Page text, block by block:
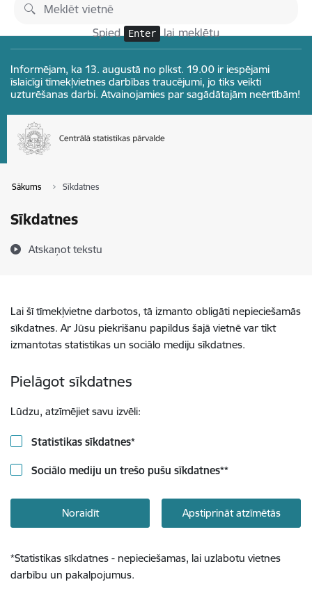
Pāriet uz lapas saturu
Spied Enter lai meklētu
Informējam, ka 13. augustā no plkst. 19.00 ir iespējami
īslaicīgi tīmekļvietnes darbības traucējumi, jo tiks veikti
uzturēšanas darbi. Atvainojamies par sagādātajām neērtībām!
Sākums Sīkdatnes
Sīkdatnes
Atskaņot tekstu
Lai šī tīmekļvietne darbotos, tā izmanto obligāti nepieciešamās
sīkdatnes. Ar Jūsu piekrišanu papildus šajā vietnē var tikt
izmantotas statistikas un sociālo mediju sīkdatnes.
Pielāgot sīkdatnes
Lūdzu, atzīmējiet savu izvēli:
Statistikas sīkdatnes*
Sociālo mediju un trešo pušu sīkdatnes**
Noraidīt Apstiprināt atzīmētās
*Statistikas sīkdatnes - nepieciešamas, lai uzlabotu vietnes
darbību un pakalpojumus.